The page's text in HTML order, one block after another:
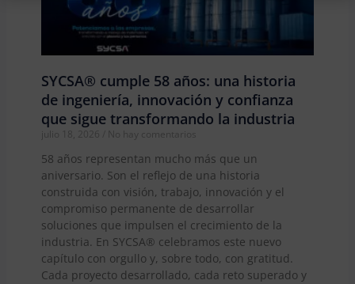
SYCSA® cumple 58 años: una historia
de ingeniería, innovación y confianza
que sigue transformando la industria
julio 18, 2026 No hay comentarios
58 años representan mucho más que un
aniversario. Son el reflejo de una historia
construida con visión, trabajo, innovación y el
compromiso permanente de desarrollar
soluciones que impulsen el crecimiento de la
industria. En SYCSA® celebramos este nuevo
capítulo con orgullo y, sobre todo, con gratitud.
Cada proyecto desarrollado, cada reto superado y